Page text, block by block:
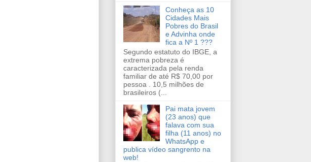
Conheça as 10
Cidades Mais
Pobres do Brasil
e Advinha onde
fica a Nº 1 ???
Segundo estatuto do IBGE, a
extrema pobreza é
caracterizada pela renda
familiar de até R$ 70,00 por
pessoa . 10,5 milhões de
brasileiros (...
Pai mata jovem
(23 anos) que
falava com sua
filha (11 anos) no
WhatsApp e
publica vídeo sangrento na
web!